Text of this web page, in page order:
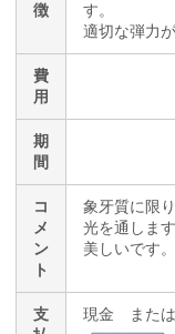
徴
す。
適切な弾力
費
用
期
間
コ
メ
ン
ト
象牙質に限
光を通しま
美しいです。
支
現金 または